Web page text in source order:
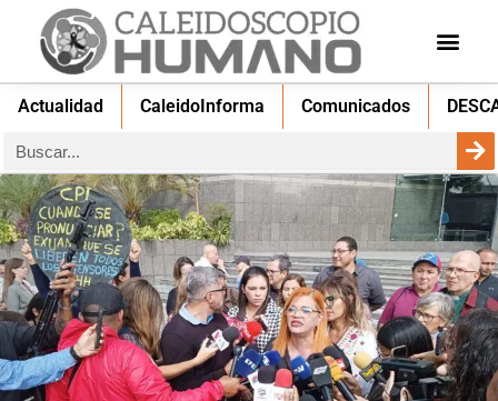
Actualidad CaleidoInforma Comunicados